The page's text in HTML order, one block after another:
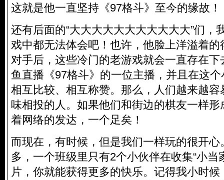
这就是他一直坚持《97格斗》至今的缘故！
还有后面的“大大大大大大大大大大大”们，
戏中都无法体会吧！也许，他脸上洋溢着
对手后，这些冷门的老游戏就会一直存在
鱼直播《97格斗》的一位主播，并且在这
相互比较、相互称赞。那么，人们越来越
味相投的人。如果他们和街边的棋友一样
着网络的发达，一个足矣！
而现在，有时候，但是我们一样玩的很开
多，一个班级里只有2个小伙伴在收集“小当
片，你就能获得更多的快乐。记得我小时